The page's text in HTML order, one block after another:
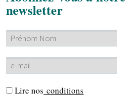
newsletter
Lire nos conditions